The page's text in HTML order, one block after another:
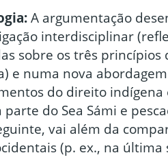
A argumentação
interdisciplinar
sobre os três princípios
e numa nova
do direito
parte do Sea Sámi e
vai além da
(p. ex., na última